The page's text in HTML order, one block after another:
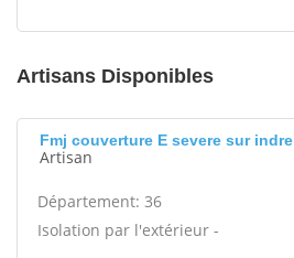
Artisans Disponibles
Fmj couverture E severe sur indre
Artisan
Département: 36
Isolation par l'extérieur -